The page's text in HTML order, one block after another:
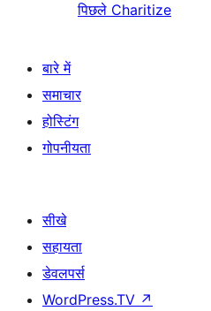
पिछले Charitize
बारे में
समाचार
होस्टिंग
गोपनीयता
सीखे
सहायता
डेवलपर्स
WordPress.TV ↗